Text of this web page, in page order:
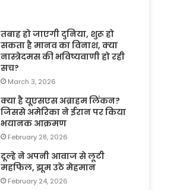
तबाह हो जाएगी दुनिया, शुरू हो
सकता है मानव का विनाश, क्या
नास्त्रेदमस की भविष्यवाणी हो रही
सच?
March 3, 2026
क्या है यूएसएस अब्राहम लिंकन?
जिससे अमेरिका ने ईरान पर किया
भयानक आक्रमण
February 28, 2026
दूल्हे ने अपनी आवाज से लूटी
महफिल, झूम उठे मेहमान
February 24, 2026